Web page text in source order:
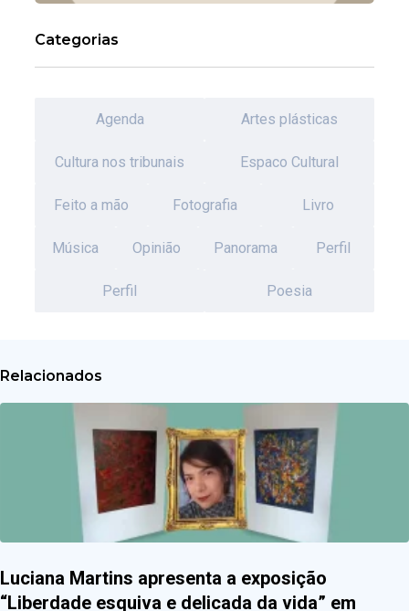
Categorias
Agenda Artes plásticas
Cultura nos tribunais Espaco Cultural
Feito a mão Fotografia Livro
Música Opinião Panorama Perfil
Perfil Poesia
Relacionados
Luciana Martins apresenta a exposição
“Liberdade esquiva e delicada da vida” em